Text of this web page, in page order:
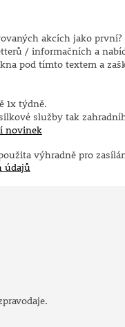
akcích jako první?
/ informačních a
pod tímto textem a
1x týdně.
služby tak
novinek
výhradně pro
údajů